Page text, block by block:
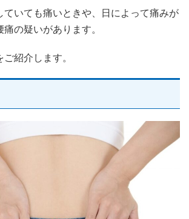
ていても痛いときや、日によって痛みが
の疑いがあります。
紹介します。